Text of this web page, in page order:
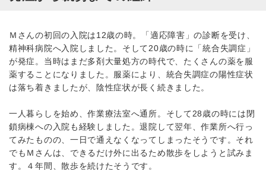
Ｍさんの初回の入院は12歳の時。「適応障害」の診断を受け、
精神科病院へ入院しました。そして20歳の時に「統合失調症」
が発症。当時はまだ多剤大量処方の時代で、たくさんの薬を服
薬することになりました。服薬により、統合失調症の陽性症状
は落ち着きましたが、陰性症状が長く続きました。
一人暮らしを始め、作業療法室へ通所。そして28歳の時には閉
鎖病棟への入院も経験しました。退院して翌年、作業所へ行っ
てみたものの、一日で通えなくなってしまったそうです。それ
でもＭさんは、できるだけ外に出るため散歩をしようと試みま
す。４年間、散歩を続けたそうです。